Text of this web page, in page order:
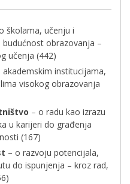
školama, učenju i
obrazovanja –
učenja (442)
akademskim institucijama,
visokog obrazovanja
– o radu kao izrazu
u karijeri do građenja
(167)
– o razvoju potencijala,
do ispunjenja – kroz rad,